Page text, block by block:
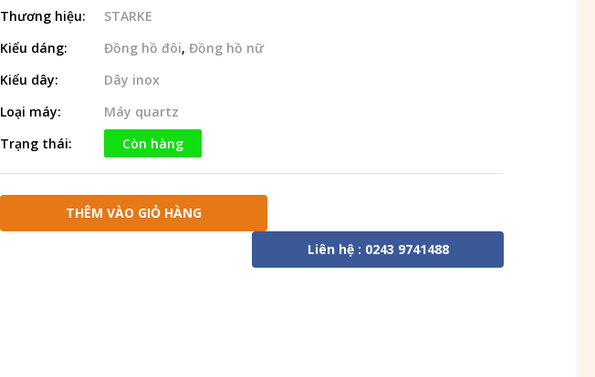
Thương hiệu:
STARKE
Kiểu dáng:
Đồng hồ đôi, Đồng hồ nữ
Kiểu dây:
Dây inox
Loại máy:
Máy quartz
Trạng thái:
Còn hàng
THÊM VÀO GIỎ HÀNG
Liên hệ : 0243 9741488